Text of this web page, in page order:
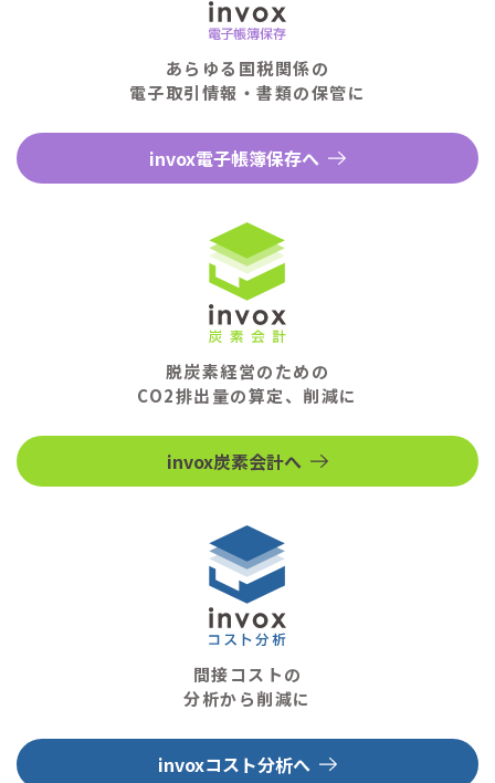
あらゆる国税関係の
電子取引情報・書類の保管に
invox電子帳簿保存へ
脱炭素経営のための
CO2排出量の算定、削減に
invox炭素会計へ
間接コストの
分析から削減に
invoxコスト分析へ